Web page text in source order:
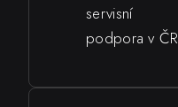
servisní
podpora v ČR